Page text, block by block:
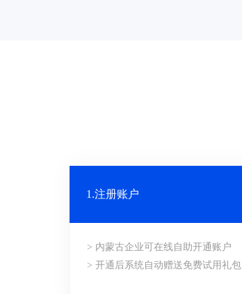
1.注册账户
> 内蒙古企业可在线自助开通账户
> 开通后系统自动赠送免费试用礼包